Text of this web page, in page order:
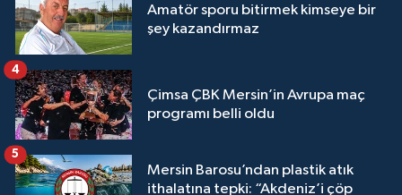
Amatör sporu bitirmek kimseye bir
şey kazandırmaz
Çimsa ÇBK Mersin’in Avrupa maç
programı belli oldu
4
Mersin Barosu’ndan plastik atık
ithalatına tepki: “Akdeniz’i çöp
5